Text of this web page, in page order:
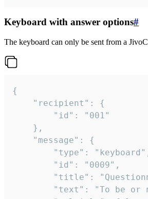
Keyboard with answer options#
The keyboard can only be sent from a
{